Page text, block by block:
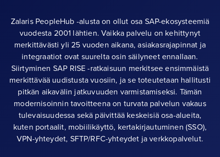
Zalaris PeopleHub -alusta on ollut osa SAP-ekosysteemiä
vuodesta 2001 lähtien. Vaikka palvelu on kehittynyt
merkittävästi yli 25 vuoden aikana, asiakasrajapinnat ja
integraatiot ovat suurelta osin säilyneet ennallaan.
Siirtyminen SAP RISE -ratkaisuun merkitsee ensimmäistä
merkittävää uudistusta vuosiin, ja se toteutetaan hallitusti
pitkän aikavälin jatkuvuuden varmistamiseksi. Tämän
modernisoinnin tavoitteena on turvata palvelun vakaus
tulevaisuudessa sekä päivittää keskeisiä osa-alueita,
kuten portaalit, mobiilikäyttö, kertakirjautuminen (SSO),
VPN-yhteydet, SFTP/RFC-yhteydet ja verkkopalvelut.